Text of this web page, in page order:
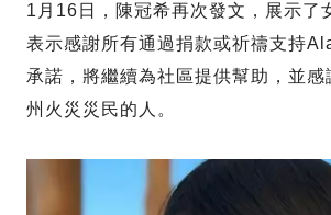
1月16日，陳冠希再次發文，展示了
表示感謝所有通過捐款或祈禱支持
承諾，將繼續為社區提供幫助，並感
州火災災民的人。